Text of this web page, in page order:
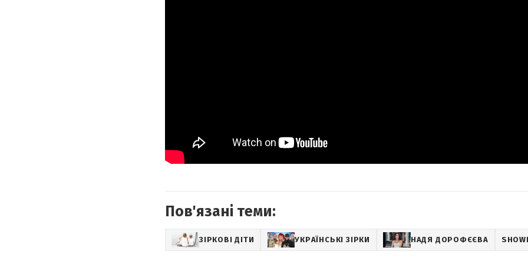
Пов'язані теми:
ЗІРКОВІ ДІТИ УКРАЇНСЬКІ ЗІРКИ НАДЯ ДОРОФЄЄВА